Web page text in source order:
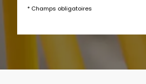
* Champs obligatoires